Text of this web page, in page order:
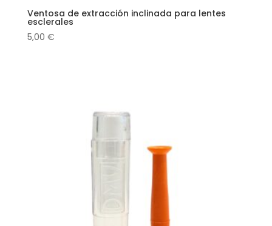
Ventosa de extracción inclinada para lentes
esclerales
5,00 €